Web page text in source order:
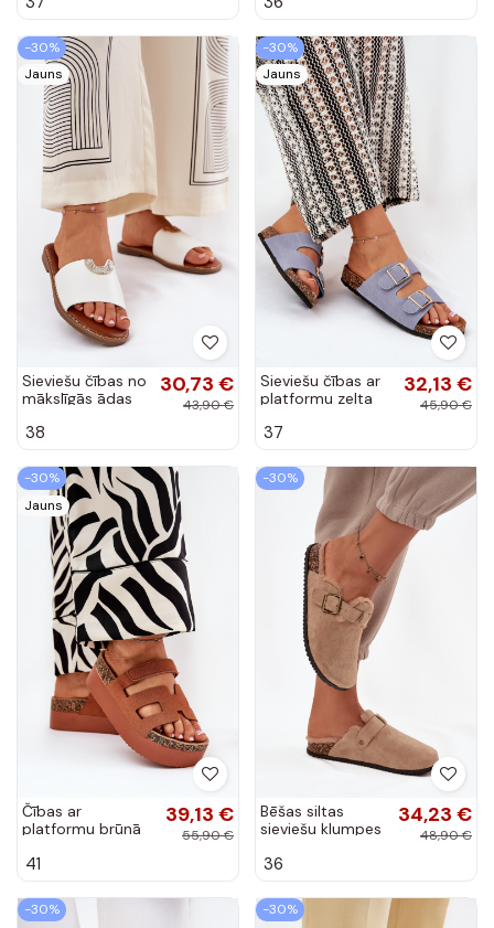
-30%
Jauns
Sieviešu čības no
mākslīgās ādas
elementiem baltā
30,73 €
43,90 €
38
-30%
Jauns
Sieviešu čības ar
platformu zelta
sprādzēm zilā
32,13 €
45,90 €
37
-30%
Jauns
Čības ar
platformu brūnā
39,13 €
55,90 €
41
-30%
Bēšas siltas
sieviešu klumpes
iekšpusē un
34,23 €
48,90 €
36
-30% -30%